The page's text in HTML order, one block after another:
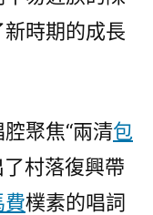
時期的成長
聚焦“兩清包
村落復興帶
費樸素的唱詞